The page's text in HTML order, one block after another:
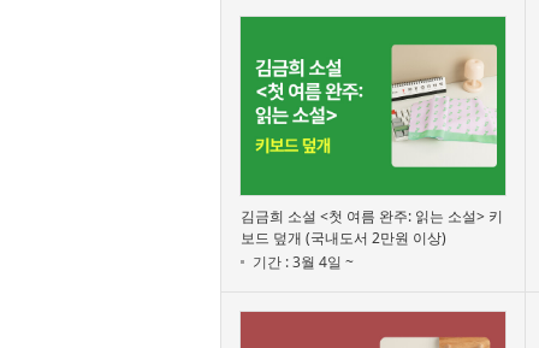
김금희 소설 <첫 여름 완주: 읽는 소설> 키
보드 덮개 (국내도서 2만원 이상)
기간 : 3월 4일 ~